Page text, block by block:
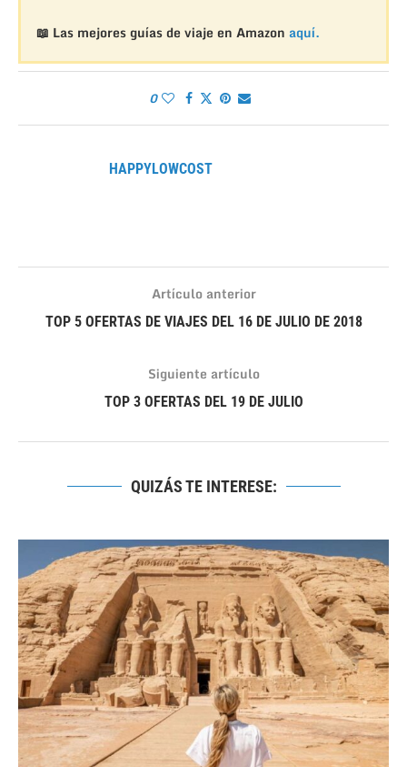
📖 Las mejores guías de viaje en Amazon aquí.
0
HAPPYLOWCOST
Artículo anterior
TOP 5 OFERTAS DE VIAJES DEL 16 DE JULIO DE 2018
Siguiente artículo
TOP 3 OFERTAS DEL 19 DE JULIO
QUIZÁS TE INTERESE: